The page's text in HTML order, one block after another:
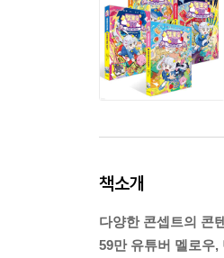
책소개
다양한 콘셉트의 콘
59만 유튜버 멜로우,